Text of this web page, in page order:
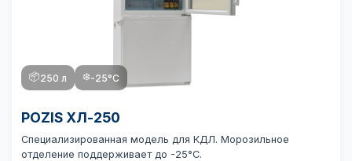
📦250 л ❄️-25°C
POZIS ХЛ-250
Специализированная модель для КДЛ. Морозильное
отделение поддерживает до -25°C.